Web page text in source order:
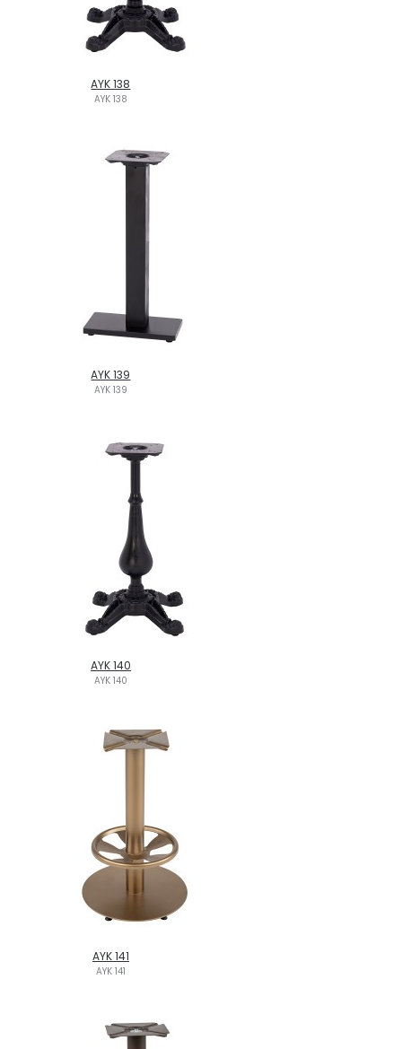
AYK 138
AYK 138
AYK 139
AYK 139
AYK 140
AYK 140
AYK 141
AYK 141